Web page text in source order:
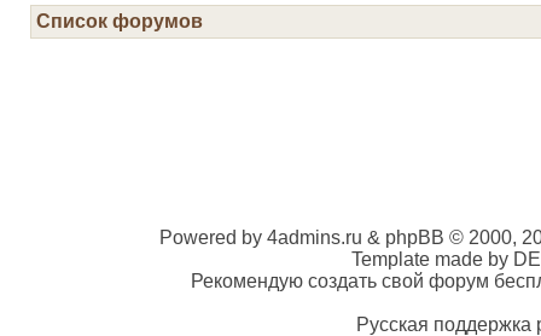
Список форумов
Powered by 4admins.ru & phpBB © 2000,
Template made by
Рекомендую создать свой форум
Русская поддержка